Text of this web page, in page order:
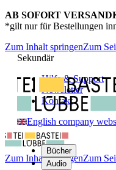
AB SOFORT
*gilt nur für Bestellungen
Zum Inhalt springenZum
Sekundär
Hilfe & Support
Newsletter
Kontakt
English company
Bücher
Audio
Zum Inhalt springenZum